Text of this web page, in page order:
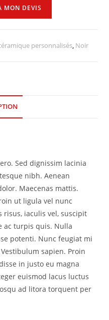
MON DEVIS
personnalisés Noir
Sed dignissim lacinia
nibh. Aenean
Maecenas mattis.
ut ligula vel nunc
iaculis vel, suscipit
ac turpis quis. Nulla
potenti. Nunc feugiat mi
sapien. Proin
in justo eu magna
euismod lacus luctus
ad litora torquent per